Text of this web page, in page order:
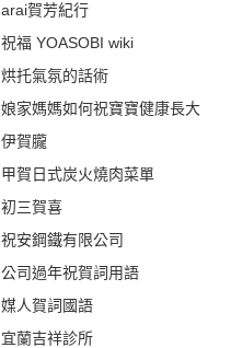
arai賀芳紀行
祝福 YOASOBI wiki
烘托氣氛的話術
娘家媽媽如何祝寶寶健康長大
伊賀朧
甲賀日式炭火燒肉菜單
初三賀喜
祝安鋼鐵有限公司
公司過年祝賀詞用語
媒人賀詞國語
宜蘭吉祥診所